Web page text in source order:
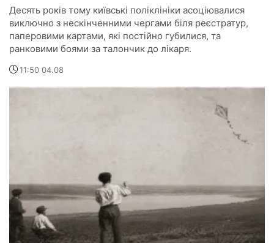
Десять років тому київські поліклініки асоціювалися
виключно з нескінченними чергами біля реєстратур,
паперовими картами, які постійно губилися, та
ранковими боями за талончик до лікаря.
11:50 04.08